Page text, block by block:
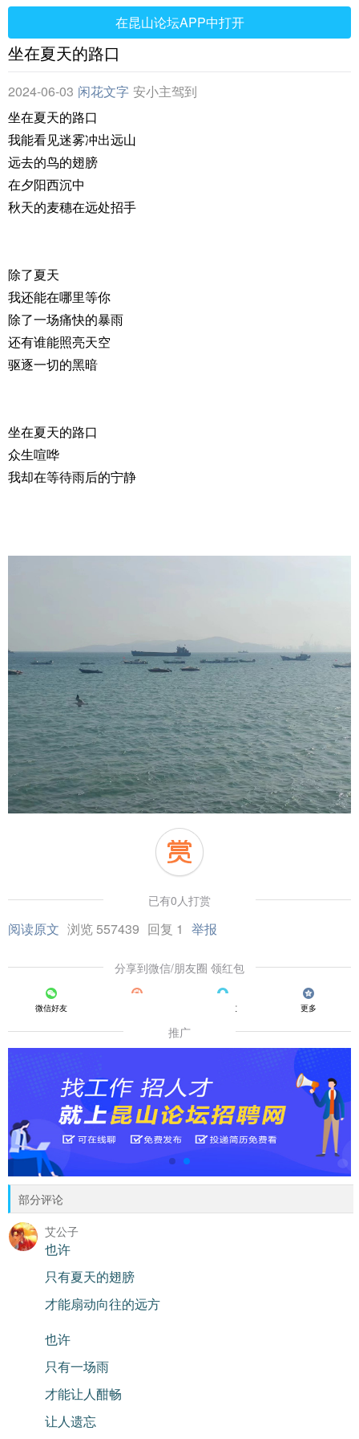
在昆山论坛APP中打开
坐在夏天的路口
2024-06-03 闲花文字 安小主驾到
坐在夏天的路口
我能看见迷雾冲出远山
远去的鸟的翅膀
在夕阳西沉中
秋天的麦穗在远处招手
除了夏天
我还能在哪里等你
除了一场痛快的暴雨
还有谁能照亮天空
驱逐一切的黑暗
坐在夏天的路口
众生喧哗
我却在等待雨后的宁静
已有0人打赏
阅读原文 浏览 557439 回复 1 举报
分享到微信/朋友圈 领红包
微信好友 QQ好友 更多
推广
部分评论
艾公子
也许
只有夏天的翅膀
才能扇动向往的远方
也许
只有一场雨
才能让人酣畅
让人遗忘